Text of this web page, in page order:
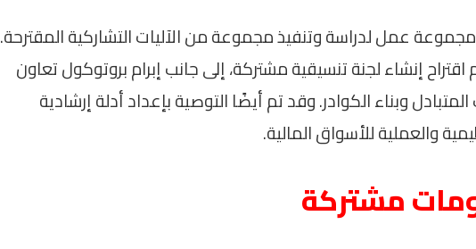
عمل لدراسة وتنفيذ مجموعة من الآليات التشاركية المقترحة.
إنشاء لجنة تنسيقية مشتركة، إلى جانب إبرام بروتوكول تعاون
وبناء الكوادر. وقد تم أيضًا التوصية بإعداد أدلة إرشادية
والعملية للأسواق المالية.
مشتركة